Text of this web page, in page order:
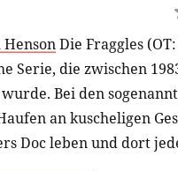
HensonDie Fraggles
Serie, die zwischen
Bei den
an kuscheligen
Doc leben und dort